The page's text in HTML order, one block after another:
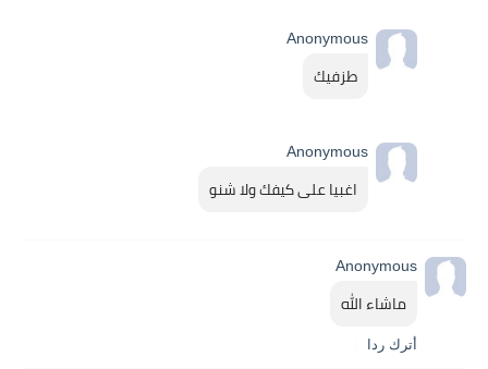
Anonymous
طزفيك
Anonymous
اغبيا على كيفك ولا شنو
Anonymous
ماشاء الله
أترك ردا